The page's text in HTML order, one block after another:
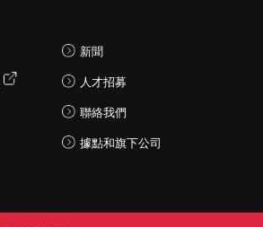
新聞
人才招募
聯絡我們
據點和旗下公司